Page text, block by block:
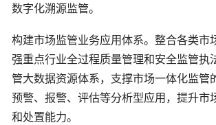
数字化溯源监管。
构建市场监管业务应用体系。整合各类市
强重点行业全过程质量管理和安全监管执
管大数据资源体系，支撑市场一体化监管
预警、报警、评估等分析型应用，提升市
和处置能力。